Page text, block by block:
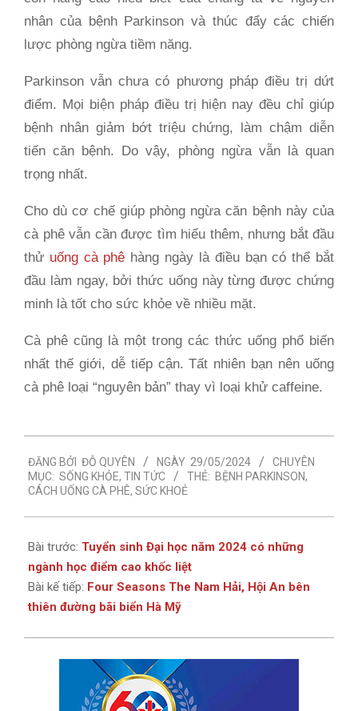
nhân của bệnh Parkinson và thúc đẩy các chiến
lược phòng ngừa tiềm năng.
Parkinson vẫn chưa có phương pháp điều trị dứt
điểm. Mọi biện pháp điều trị hiện nay đều chỉ giúp
bệnh nhân giảm bớt triệu chứng, làm chậm diễn
tiến căn bệnh. Do vậy, phòng ngừa vẫn là quan
trọng nhất.
Cho dù cơ chế giúp phòng ngừa căn bệnh này của
cà phê vẫn cần được tìm hiểu thêm, nhưng bắt đầu
thử uống cà phê hàng ngày là điều bạn có thể bắt
đầu làm ngay, bởi thức uống này từng được chứng
minh là tốt cho sức khỏe về nhiều mặt.
Cà phê cũng là một trong các thức uống phổ biến
nhất thế giới, dễ tiếp cận. Tất nhiên bạn nên uống
cà phê loại “nguyên bản” thay vì loại khử caffeine.
05-
29
ĐĂNG BỞI ĐỖ QUYÊN NGÀY 29/05/2024
CHUYÊN
MỤC: SỐNG KHỎE, TIN TỨC THẺ: BỆNH PARKINSON,
CÁCH UỐNG CÀ PHÊ, SỨC KHOẺ
Bài trước: Tuyển sinh Đại học năm 2024 có những
ngành học điểm cao khốc liệt
Bài kế tiếp: Four Seasons The Nam Hải, Hội An bên
thiên đường bãi biển Hà Mỹ